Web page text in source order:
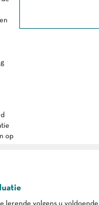
op
lerende volgens u